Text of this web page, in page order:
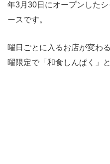
年3月30日にオープンした
ースです。
曜日ごとに入るお店が変わ
曜限定で「和食しんぱく」